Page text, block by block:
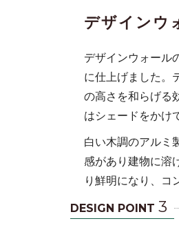
デザインウ
デザインウォール
に仕上げました。
の高さを和らげる
はシェードをかけ
白い木調のアルミ
感があり建物に溶
り鮮明になり、コ
DESIGN POINT 3